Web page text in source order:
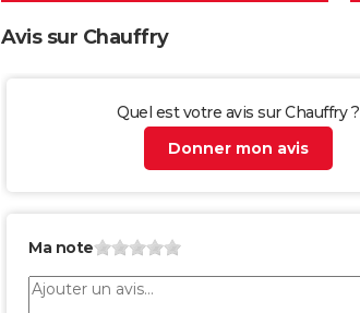
Avis sur Chauffry
Quel est votre avis sur Chauffry ?
Donner mon avis
Ma note